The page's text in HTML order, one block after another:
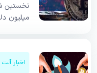
میلیون
اخبار